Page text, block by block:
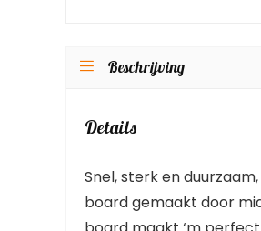
Beschrijving
Details
Snel, sterk en duurzaam,
board gemaakt door